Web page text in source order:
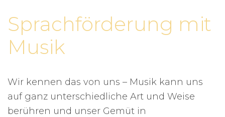
Sprachförderung mit
Musik
Wir kennen das von uns – Musik kann uns
auf ganz unterschiedliche Art und Weise
berühren und unser Gemüt in